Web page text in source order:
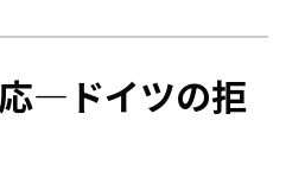
―ドイツの拒